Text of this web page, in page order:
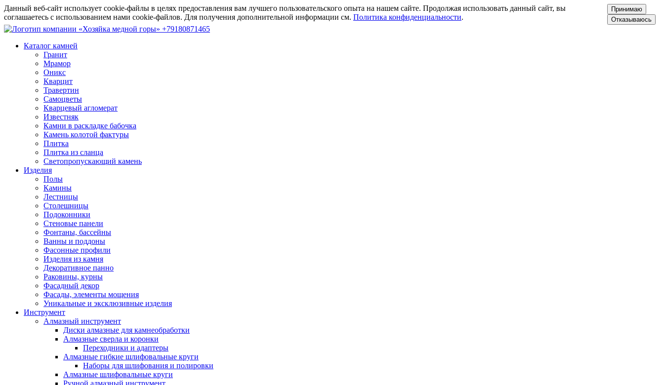
Данный веб-сайт использует cookie-файлы в целях предоставления вам лучшего пользовательского опыта на нашем сайте. Продолжая использовать данный сайт, вы
соглашаетесь с использованием нами cookie-файлов. Для получения дополнительной информации см. Политика конфиденциальности.
Принимаю
Отказываюсь
+79180871465
Каталог камней
Гранит
Мрамор
Оникс
Кварцит
Травертин
Самоцветы
Кварцевый агломерат
Известняк
Камни в раскладке бабочка
Камень колотой фактуры
Плитка
Плитка из сланца
Светопропускающий камень
Изделия
Полы
Камины
Лестницы
Столешницы
Подоконники
Стеновые панели
Фонтаны, бассейны
Ванны и поддоны
Фасонные профили
Изделия из камня
Декоративное панно
Раковины, курны
Фасадный декор
Фасады, элементы мощения
Уникальные и эксклюзивные изделия
Инструмент
Алмазный инструмент
Диски алмазные для камнеобработки
Алмазные сверла и коронки
Переходники и адаптеры
Алмазные гибкие шлифовальные круги
Наборы для шлифования и полировки
Алмазные шлифовальные круги
Ручной алмазный инструмент